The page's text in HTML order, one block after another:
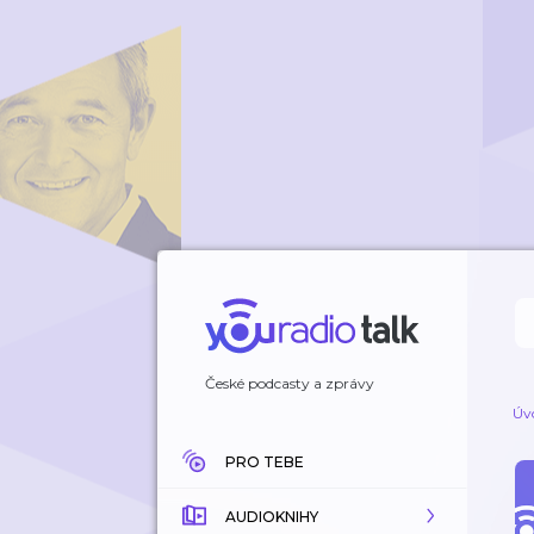
České podcasty a zprávy
PRO TEBE
AUDIOKNIHY